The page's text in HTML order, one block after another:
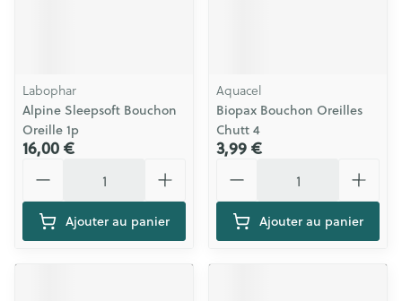
Labophar
Alpine Sleepsoft Bouchon
Oreille 1p
16,00 €
Ajouter au panier
Aquacel
Biopax Bouchon Oreilles
Chutt 4
3,99 €
Ajouter au panier